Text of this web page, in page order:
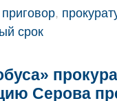
приговор,
срок
Серова